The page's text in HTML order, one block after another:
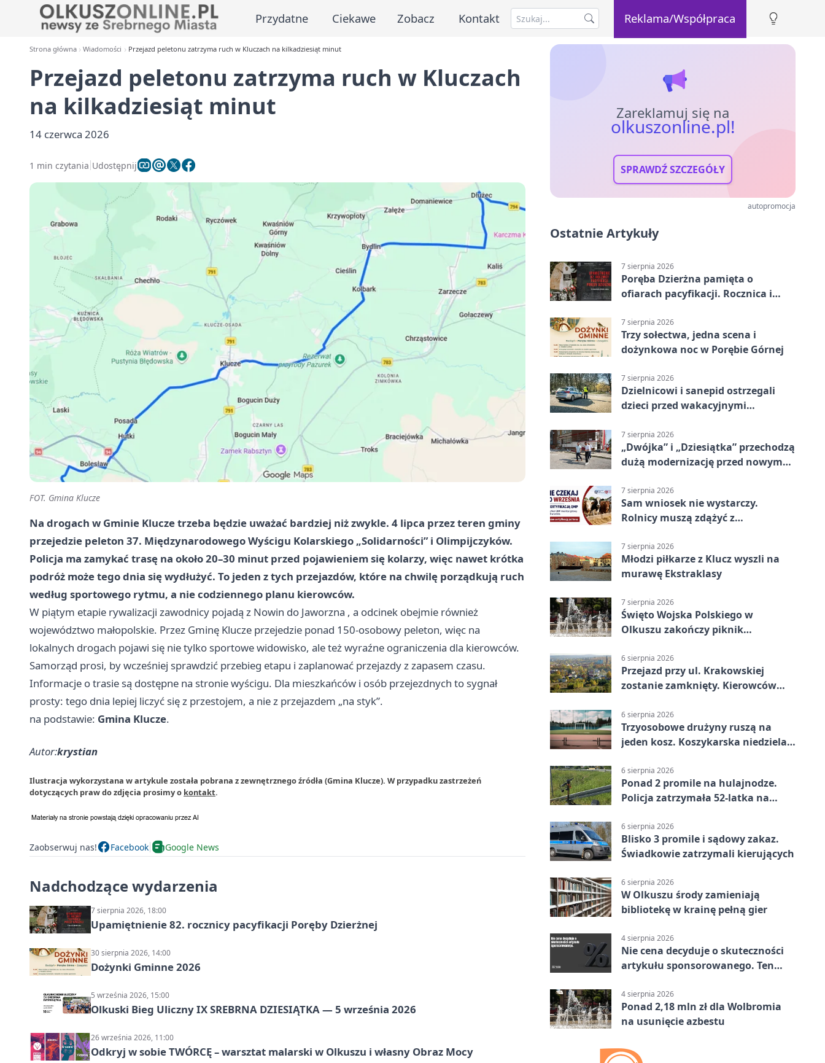
Przydatne Ciekawe Zobacz Kontakt Reklama/Współpraca
Strona główna Wiadomości Przejazd peletonu zatrzyma ruch w Kluczach na kilkadziesiąt minut
Przejazd peletonu zatrzyma ruch w Kluczach
na kilkadziesiąt minut
14 czerwca 2026
1 min czytania Udostępnij
FOT. Gmina Klucze
Na drogach w Gminie Klucze trzeba będzie uważać bardziej niż zwykle. 4 lipca przez teren gminy
przejedzie peleton 37. Międzynarodowego Wyścigu Kolarskiego „Solidarności” i Olimpijczyków.
Policja ma zamykać trasę na około 20–30 minut przed pojawieniem się kolarzy, więc nawet krótka
podróż może tego dnia się wydłużyć. To jeden z tych przejazdów, które na chwilę porządkują ruch
według sportowego rytmu, a nie codziennego planu kierowców.
W piątym etapie rywalizacji zawodnicy pojadą z Nowin do Jaworzna , a odcinek obejmie również
województwo małopolskie. Przez Gminę Klucze przejedzie ponad 150-osobowy peleton, więc na
lokalnych drogach pojawi się nie tylko sportowe widowisko, ale też wyraźne ograniczenia dla kierowców.
Samorząd prosi, by wcześniej sprawdzić przebieg etapu i zaplanować przejazdy z zapasem czasu.
Informacje o trasie są dostępne na stronie wyścigu. Dla mieszkańców i osób przejezdnych to sygnał
prosty: tego dnia lepiej liczyć się z przestojem, a nie z przejazdem „na styk”.
na podstawie: Gmina Klucze.
Autor:krystian
Ilustracja wykorzystana w artykule została pobrana z zewnętrznego źródła (Gmina Klucze). W przypadku zastrzeżeń
dotyczących praw do zdjęcia prosimy o kontakt.
Zaobserwuj nas! Facebook Google News
Nadchodzące wydarzenia
7 sierpnia 2026, 18:00
Upamiętnienie 82. rocznicy pacyfikacji Poręby Dzierżnej
30 sierpnia 2026, 14:00
Dożynki Gminne 2026
5 września 2026, 15:00
Olkuski Bieg Uliczny IX SREBRNA DZIESIĄTKA — 5 września 2026
26 września 2026, 11:00
Odkryj w sobie TWÓRCĘ – warsztat malarski w Olkuszu i własny Obraz Mocy
Zareklamuj się na
olkuszonline.pl!
SPRAWDŹ SZCZEGÓŁY
autopromocja
Ostatnie Artykuły
7 sierpnia 2026
Poręba Dzierżna pamięta o
ofiarach pacyfikacji. Rocznica i
7 sierpnia 2026
Trzy sołectwa, jedna scena i
dożynkowa noc w Porębie Górnej
7 sierpnia 2026
Dzielnicowi i sanepid ostrzegali
dzieci przed wakacyjnymi
7 sierpnia 2026
„Dwójka” i „Dziesiątka” przechodzą
dużą modernizację przed nowym
7 sierpnia 2026
Sam wniosek nie wystarczy.
Rolnicy muszą zdążyć z
7 sierpnia 2026
Młodzi piłkarze z Klucz wyszli na
murawę Ekstraklasy
7 sierpnia 2026
Święto Wojska Polskiego w
Olkuszu zakończy piknik
6 sierpnia 2026
Przejazd przy ul. Krakowskiej
zostanie zamknięty. Kierowców
6 sierpnia 2026
Trzyosobowe drużyny ruszą na
jeden kosz. Koszykarska niedziela
6 sierpnia 2026
Ponad 2 promile na hulajnodze.
Policja zatrzymała 52-latka na
6 sierpnia 2026
Blisko 3 promile i sądowy zakaz.
Świadkowie zatrzymali kierujących
6 sierpnia 2026
W Olkuszu środy zamieniają
bibliotekę w krainę pełną gier
4 sierpnia 2026
Nie cena decyduje o skuteczności
artykułu sponsorowanego. Ten
4 sierpnia 2026
Ponad 2,18 mln zł dla Wolbromia
na usunięcie azbestu